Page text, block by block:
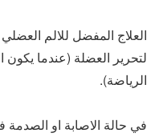
لتحرير العضلة (عندما يكون
الرياضة).
في حالة الاصابة او الصدمة